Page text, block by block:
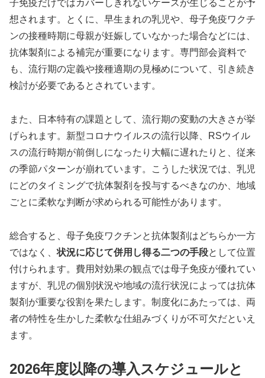
子免疫だけではカバーしきれないケースが生じることが予
想されます。とくに、早生まれの乳児や、母子免疫ワクチ
ンの接種時期に母親が妊娠していなかった場合などには、
抗体製剤による補完が重要になります。専門部会資料で
も、流行期の定義や接種適期の見極めについて、引き続き
検討が必要であるとされています。
また、日本特有の課題として、流行期の変動の大きさが挙
げられます。新型コロナウイルスの流行以降、RSウイル
スの流行時期が前倒しになったり大幅に遅れたりと、従来
の季節パターンが崩れています。こうした状況では、乳児
にどのタイミングで抗体製剤を投与するべきなのか、地域
ごとに柔軟な判断が求められる可能性があります。
総合すると、母子免疫ワクチンと抗体製剤はどちらか一方
ではなく、状況に応じて併用し得る二つの手段として位置
付けられます。費用対効果の観点では母子免疫が優れてい
ますが、乳児の個別状況や地域の流行状況によっては抗体
製剤が重要な役割を果たします。制度化にあたっては、両
者の特性を生かした柔軟な仕組みづくりが不可欠だといえ
ます。
2026年度以降の導入スケジュールと